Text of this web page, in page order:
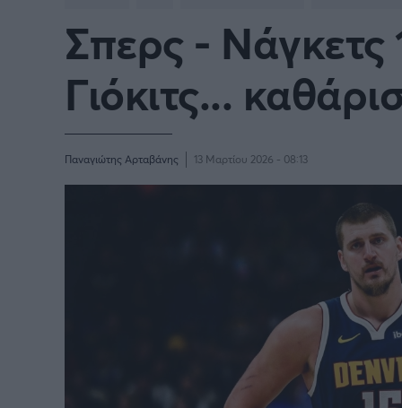
Πυγμαχία
Γιώργος Τσακίρης
BASKETBALL CHAMPIONS
LEAGUE
NBA
VTB LEAGUE Α1
Μπάσκετ: Ισπανία
EUROBASKET Γυναικών 2025
Σπερς - Νάγκετς
Γιόκιτς...
Παναγιώτης Αρταβάνης 13 Μαρτίου 2026 - 08:13